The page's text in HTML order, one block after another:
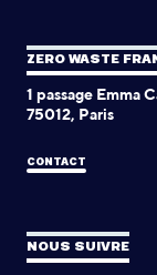
ZERO WASTE
1 passage Emma
75012, Paris
CONTACT
NOUS SUIVRE